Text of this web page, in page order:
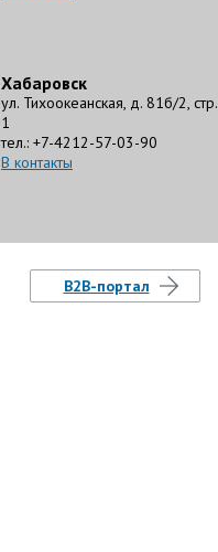
Хабаровск
ул. Тихоокеанская, д. 81б/2, стр.
1
тел.: +7-4212-57-03-90
В контакты
B2B-портал